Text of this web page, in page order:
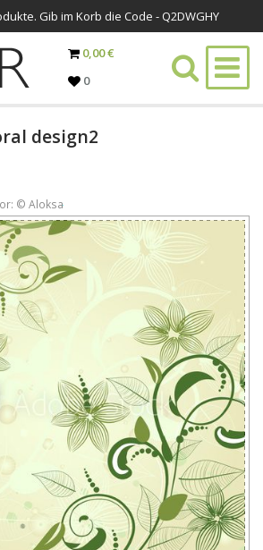
Gib im Korb die Code - Q2DWGHY
0,00 €
0
design2
© Aloksa